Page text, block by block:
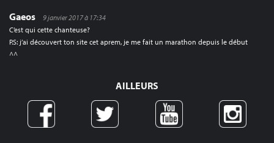
Gaeos
9 janvier 2017 à 17:34
C’est qui cette chanteuse?
P.S: j’ai découvert ton site cet aprem, je me fait un marathon depuis le début
^^
AILLEURS